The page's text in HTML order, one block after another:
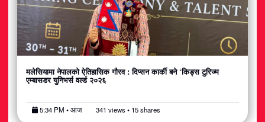
मलेसियामा नेपालको ऐतिहासिक गौरव : दिप्सन कार्की बने ‘किड्स टुरिज्म
एम्बासडर युनिभर्स वर्ल्ड २०२६
5:34 PM • आज 341 views • 15 shares